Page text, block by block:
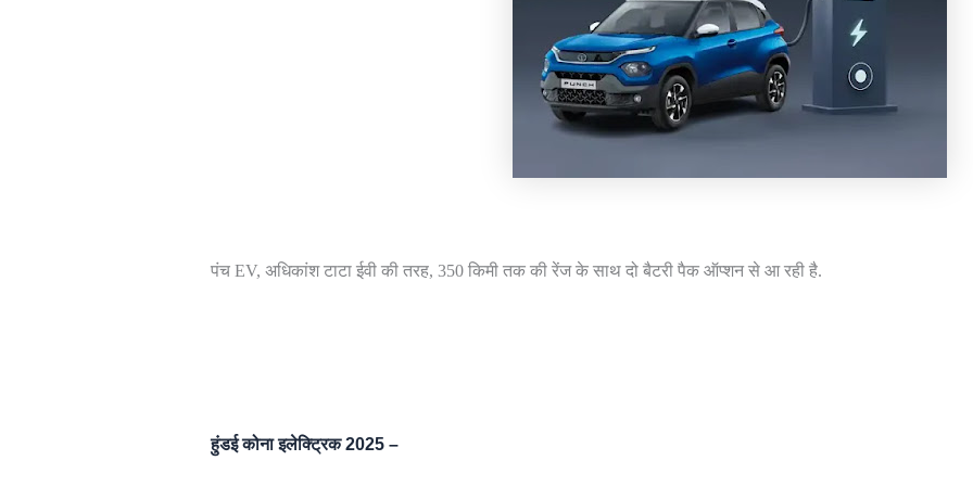
पंच EV, अधिकांश टाटा ईवी की तरह, 350 किमी तक की रेंज के साथ दो बैटरी पैक ऑप्शन से आ रही है.
हुंडई कोना इलेक्ट्रिक 2025 –